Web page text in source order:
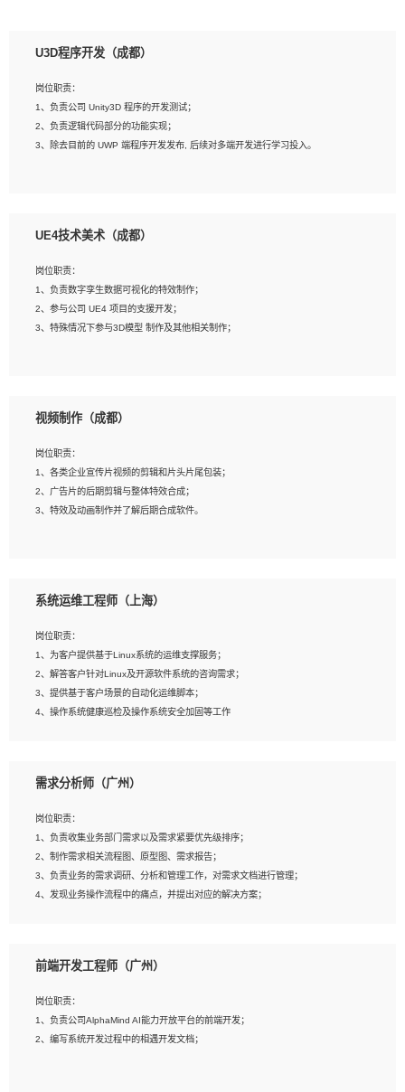
U3D程序开发（成都）
岗位职责：
1、负责公司 Unity3D 程序的开发测试；
2、负责逻辑代码部分的功能实现；
3、除去目前的 UWP 端程序开发发布, 后续对多端开发进行学习投入。
2、熟练掌握 Unity3D 程序开发，精通 C# 语言开发；
4、有良好的沟通能力和团队合作意识；
5、开发过 HoloLens 程序者优先。
UE4技术美术（成都）
岗位职责：
1、负责数字孪生数据可视化的特效制作；
2、参与公司 UE4 项目的支援开发；
3、特殊情况下参与3D模型 制作及其他相关制作；
上；
3、想象力丰富, 有一定的艺术审美深度；
4、有良好的场景特效搭建功底；
5、熟悉 3Ds Max 或者 Maya；
6、有良好的沟通能力和团队合作意识；
视频制作（成都）
岗位职责：
1、各类企业宣传片视频的剪辑和片头片尾包装；
2、广告片的后期剪辑与整体特效合成；
3、特效及动画制作并了解后期合成软件。
2、熟练使用After Effect、Photo Shop、熟练掌握视频剪辑和特效包装软件；
4、在剪辑上会思考，有一定编导思维；
5、踏实， 勤奋，愿意在工作中不断学习，提高自我；
6、能与同事友好相处。
系统运维工程师（上海）
岗位职责：
1、为客户提供基于Linux系统的运维支撑服务；
2、解答客户针对Linux及开源软件系统的咨询需求；
3、提供基于客户场景的自动化运维脚本；
4、操作系统健康巡检及操作系统安全加固等工作
1、全日制本科计算机相关专业毕业，3年以上相关工作经验；
3、熟练使用脚本语言，shell/python任一种，熟练使用Ansible
4、熟悉linux常见服务、中间件的基本原理、部署以及故障处理，如：Mysql、
Apache、Nginx、Zabbix、Kafka等
5、熟悉主流虚拟化技术，如：VMware、KVM
6、具备网络方面的基础知识，熟悉常见的网络协议，如TCP/IP，转发原理，路由优
8、有良好的文档编写能力和沟通能力，有RHCE证书优先
需求分析师（广州）
岗位职责：
1、负责收集业务部门需求以及需求紧要优先级排序；
2、制作需求相关流程图、原型图、需求报告；
3、负责业务的需求调研、分析和管理工作，对需求文档进行管理；
4、发现业务操作流程中的痛点，并提出对应的解决方案；
岗位要求：
2、熟悉产品及需求规划工具，如:Axure、Xmind、MS Project等；
3、具备良好的交流协调能力，有较强的责任感、工作积极主动；
4、有较强的系统需求分析、文档编写能力、沟通能力；
前端开发工程师（广州）
岗位职责：
1、负责公司AlphaMind AI能力开放平台的前端开发；
2、编写系统开发过程中的相遇开发文档；